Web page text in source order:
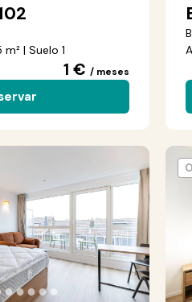
| Suelo 1
1 € / meses
●●●●●